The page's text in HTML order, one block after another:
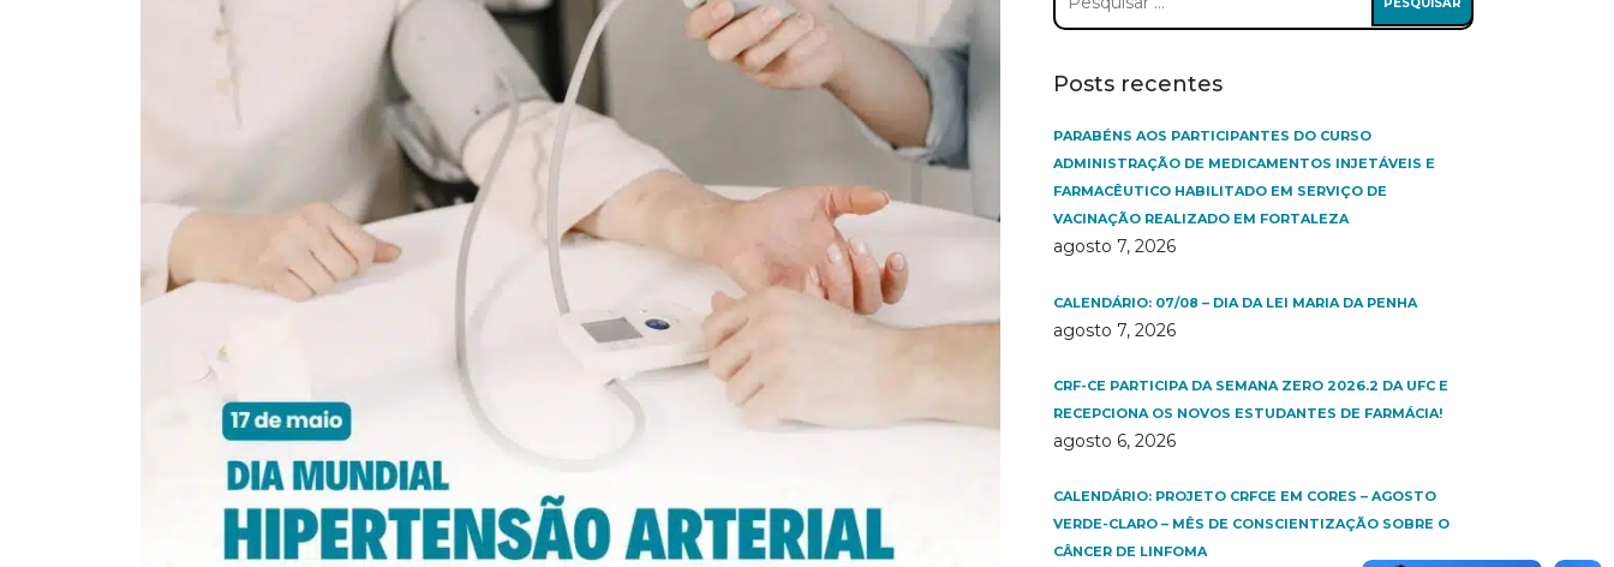
por:
Posts recentes
PARABÉNS AOS PARTICIPANTES DO CURSO
ADMINISTRAÇÃO DE MEDICAMENTOS INJETÁVEIS E
FARMACÊUTICO HABILITADO EM SERVIÇO DE
VACINAÇÃO REALIZADO EM FORTALEZA
agosto 7, 2026
CALENDÁRIO: 07/08 – DIA DA LEI MARIA DA PENHA
agosto 7, 2026
CRF-CE PARTICIPA DA SEMANA ZERO 2026.2 DA UFC E
RECEPCIONA OS NOVOS ESTUDANTES DE FARMÁCIA!
agosto 6, 2026
CALENDÁRIO: PROJETO CRFCE EM CORES – AGOSTO
VERDE-CLARO – MÊS DE CONSCIENTIZAÇÃO SOBRE O
CÂNCER DE LINFOMA